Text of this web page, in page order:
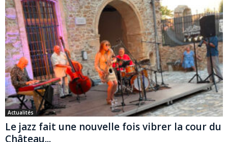
Actualités
Le jazz fait une nouvelle fois vibrer la cour du
Château...